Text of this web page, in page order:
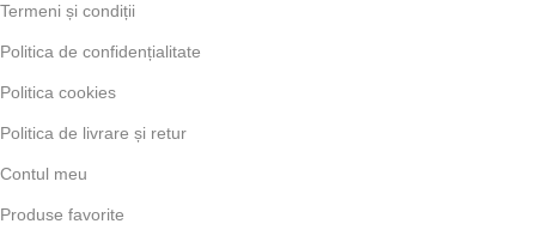
Termeni și condiții
Politica de confidențialitate
Politica cookies
Politica de livrare și retur
Contul meu
Produse favorite